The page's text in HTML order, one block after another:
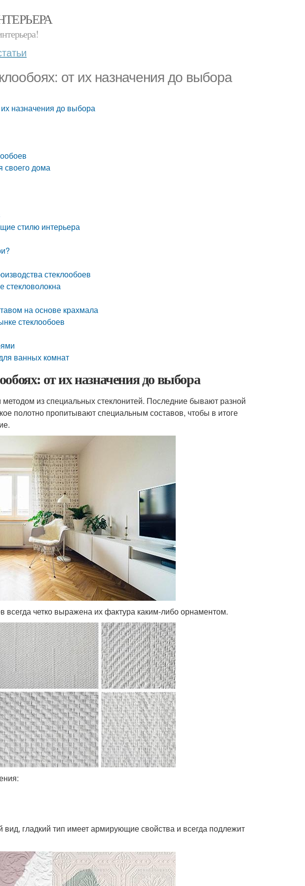
от их назначения до выбора
назначения до выбора
своего дома
стилю интерьера
стеклообоев
стекловолокна
на основе крахмала
стеклообоев
ванных комнат
от их назначения до выбора
из специальных стеклонитей. Последние бывают разной
полотно пропитывают специальным составов, чтобы в итоге
всегда четко выражена их фактура каким-либо орнаментом.
гладкий тип имеет армирующие свойства и всегда подлежит